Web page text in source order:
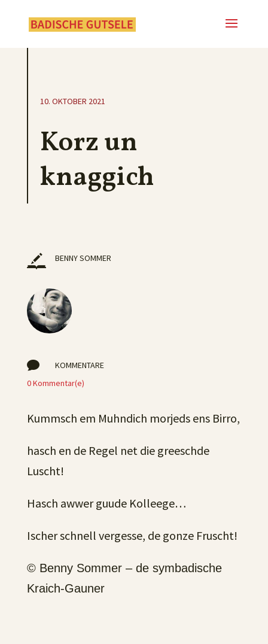
10. OKTOBER 2021
Korz un
knaggich
BENNY SOMMER

KOMMENTARE
0 Kommentar(e)
Kummsch em Muhndich morjeds ens Birro,
hasch en de Regel net die greeschde
Luscht!
Hasch awwer guude Kolleege…
Ischer schnell vergesse, de gonze Fruscht!
© Benny Sommer – de symbadische
Kraich-Gauner